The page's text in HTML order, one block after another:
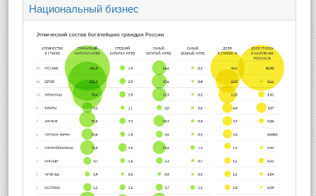
Национальный бизнес